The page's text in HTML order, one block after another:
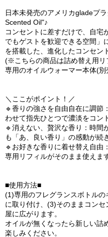
日本未発売のアメリカgladeプ
Scented Oil"♪
コンセントに差すだけで、自宅
でもゲストを歓迎できる空間」
を搭載した、進化したコンセン
(※こちらの商品は詰め替え用リ
専用のオイルウォーマー本体(
＼ここがポイント！／
🔹香りの強さを自由自在に調節
わせて指先ひとつで濃淡をコン
🔹消えない、贅沢な香り：時間
も「あ、良い香り」の感動が続
🔹お好きな香りに着せ替え自由
専用リフィルがそのまま使えま
■使用方法■
(1)専用のフレグランスボトル
に取り付け、(3)そのままコン
屋に広がります。
オイルが無くなったら新しい詰
楽しみください。